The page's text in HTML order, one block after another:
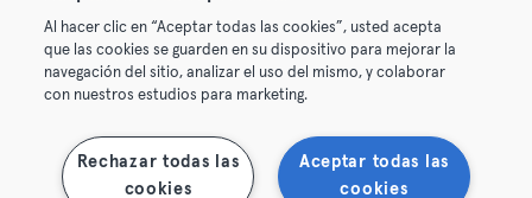
© 2026 Urban Sports Group GmbH. All rights reserved.
Termos & Condições Privacidade
Rescindir contratos aqui Cancelar contratos aqui
Al hacer clic en “Aceptar todas las cookies”, usted acepta
que las cookies se guarden en su dispositivo para mejorar la
navegación del sitio, analizar el uso del mismo, y colaborar
con nuestros estudios para marketing.
Aceptar todas las
cookies
Rechazar todas las
cookies